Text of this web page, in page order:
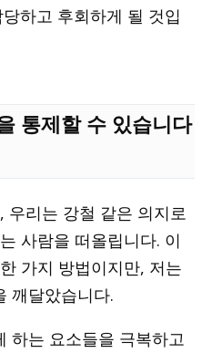
하고 후회하게 될 것입
통제할 수 있습니다
우리는 강철 같은 의지로
사람을 떠올립니다. 이
가지 방법이지만, 저는
깨달았습니다.
하는 요소들을 극복하고